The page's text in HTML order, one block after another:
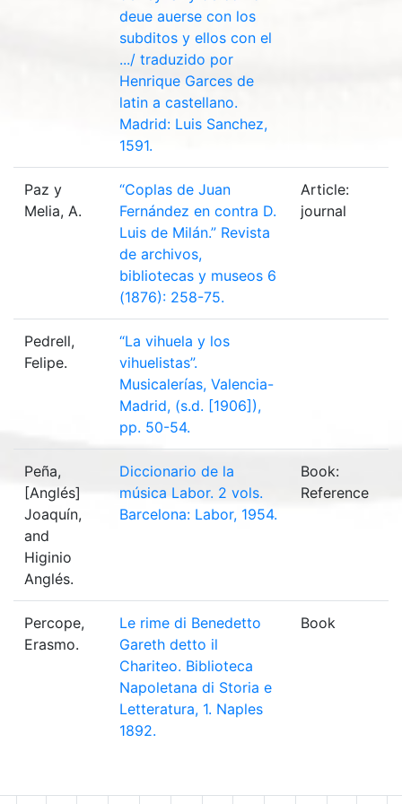
deue auerse con los
subditos y ellos con el
.../ traduzido por
Henrique Garces de
latin a castellano.
Madrid: Luis Sanchez,
1591.
Paz y
Melia, A.
“Coplas de Juan
Fernández en contra D.
Luis de Milán.” Revista
de archivos,
bibliotecas y museos 6
(1876): 258-75.
Article:
journal
Pedrell,
Felipe.
“La vihuela y los
vihuelistas”.
Musicalerías, Valencia-
Madrid, (s.d. [1906]),
pp. 50-54.
Peña,
[Anglés]
Joaquín,
and
Higinio
Anglés.
Diccionario de la
música Labor. 2 vols.
Barcelona: Labor, 1954.
Book:
Reference
Percope,
Erasmo.
Le rime di Benedetto
Gareth detto il
Chariteo. Biblioteca
Napoletana di Storia e
Letteratura, 1. Naples
1892.
Book